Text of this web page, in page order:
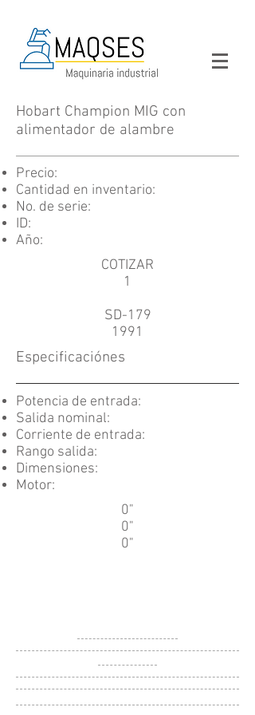
Hobart Champion MIG con
alimentador de alambre
Precio:
Cantidad en inventario:
No. de serie:
ID:
Año:
COTIZAR
1
SD-179
1991
Especificaciónes
Potencia de entrada:
Salida nominal:
Corriente de entrada:
Rango salida:
Dimensiones:
Motor:
0"
0"
0"